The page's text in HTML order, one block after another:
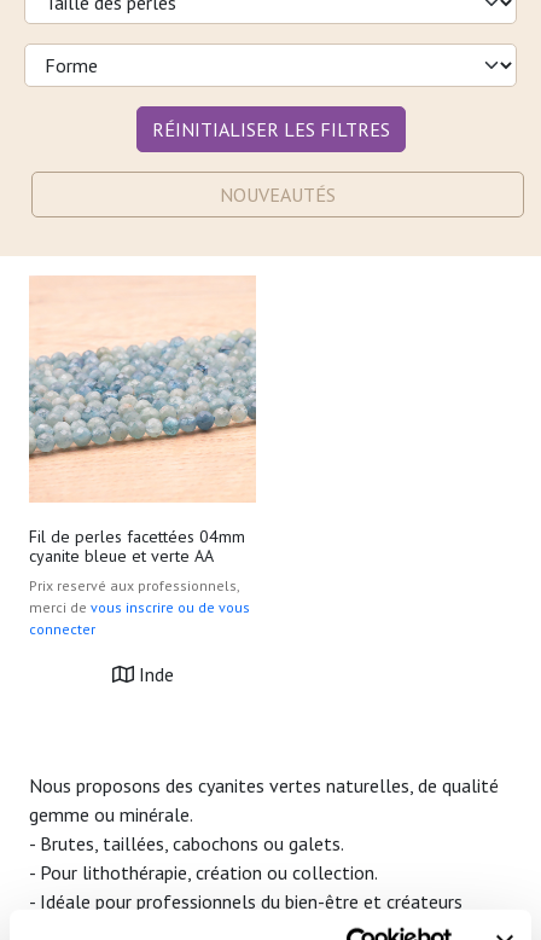
RÉINITIALISER LES FILTRES
NOUVEAUTÉS
Fil de perles facettées 04mm
cyanite bleue et verte AA
Prix reservé aux professionnels,
merci de vous inscrire ou de vous
connecter
Inde
Nous proposons des cyanites vertes naturelles, de qualité
gemme ou minérale.
- Brutes, taillées, cabochons ou galets.
- Pour lithothérapie, création ou collection.
- Idéale pour professionnels du bien-être et créateurs